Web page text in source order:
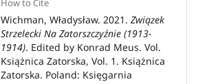
How to Cite
Wichman, Władysław. 2021. Związek
Strzelecki Na Zatorszczyźnie (1913-
1914). Edited by Konrad Meus. Vol.
Książnica Zatorska, Vol. 1. Książnica
Zatorska. Poland: Księgarnia